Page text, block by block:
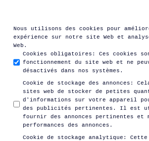
Nous utilisons des cookies pour
expérience sur notre site Web et
Web.
Cookies obligatoires :
Ces cookies
fonctionnement du site web et ne
désactivés dans nos systèmes.
Cookie de stockage des annonces :
sites web de stocker de petites
d'informations sur votre appareil
des publicités pertinentes. Il est
fournir des annonces pertinentes et
performances des annonces.
Cookie de stockage analytique :